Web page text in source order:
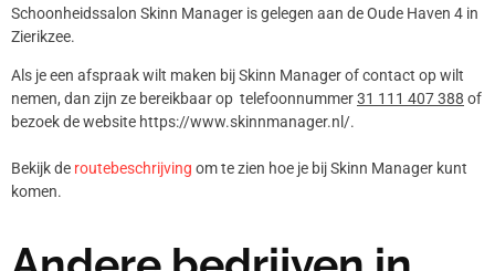
Schoonheidssalon Skinn Manager is gelegen aan de Oude Haven 4 in
Zierikzee.
Als je een afspraak wilt maken bij Skinn Manager of contact op wilt
nemen, dan zijn ze bereikbaar op telefoonnummer31 111 407 388 of
bezoek de website https://www.skinnmanager.nl/.
Bekijk de routebeschrijving om te zien hoe je bij Skinn Manager kunt
komen.